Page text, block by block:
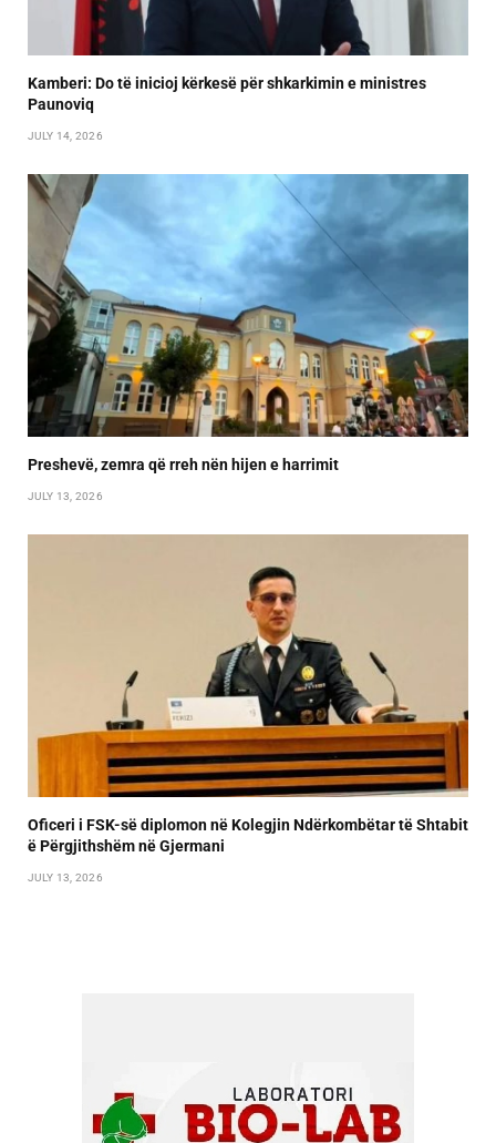
Kamberi: Do të inicioj kërkesë për shkarkimin e ministres
Paunoviq
JULY 14, 2026
Preshevë, zemra që rreh nën hijen e harrimit
JULY 13, 2026
Oficeri i FSK-së diplomon në Kolegjin Ndërkombëtar të Shtabit
ë Përgjithshëm në Gjermani
JULY 13, 2026